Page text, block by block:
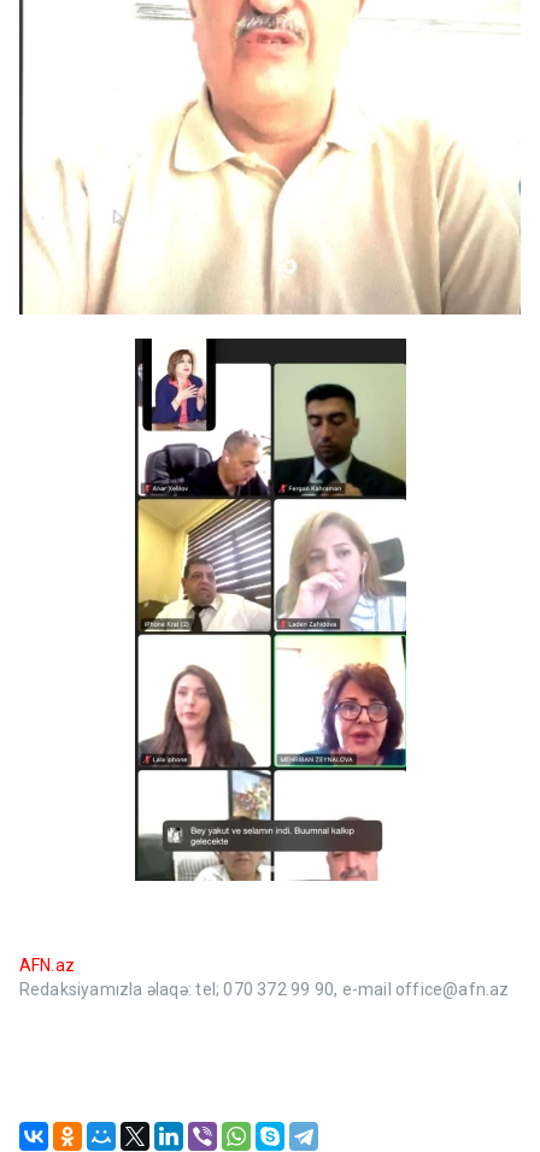
AFN.az
Redaksiyamızla əlaqə: tel; 070 372 99 90, e-mail office@afn.az